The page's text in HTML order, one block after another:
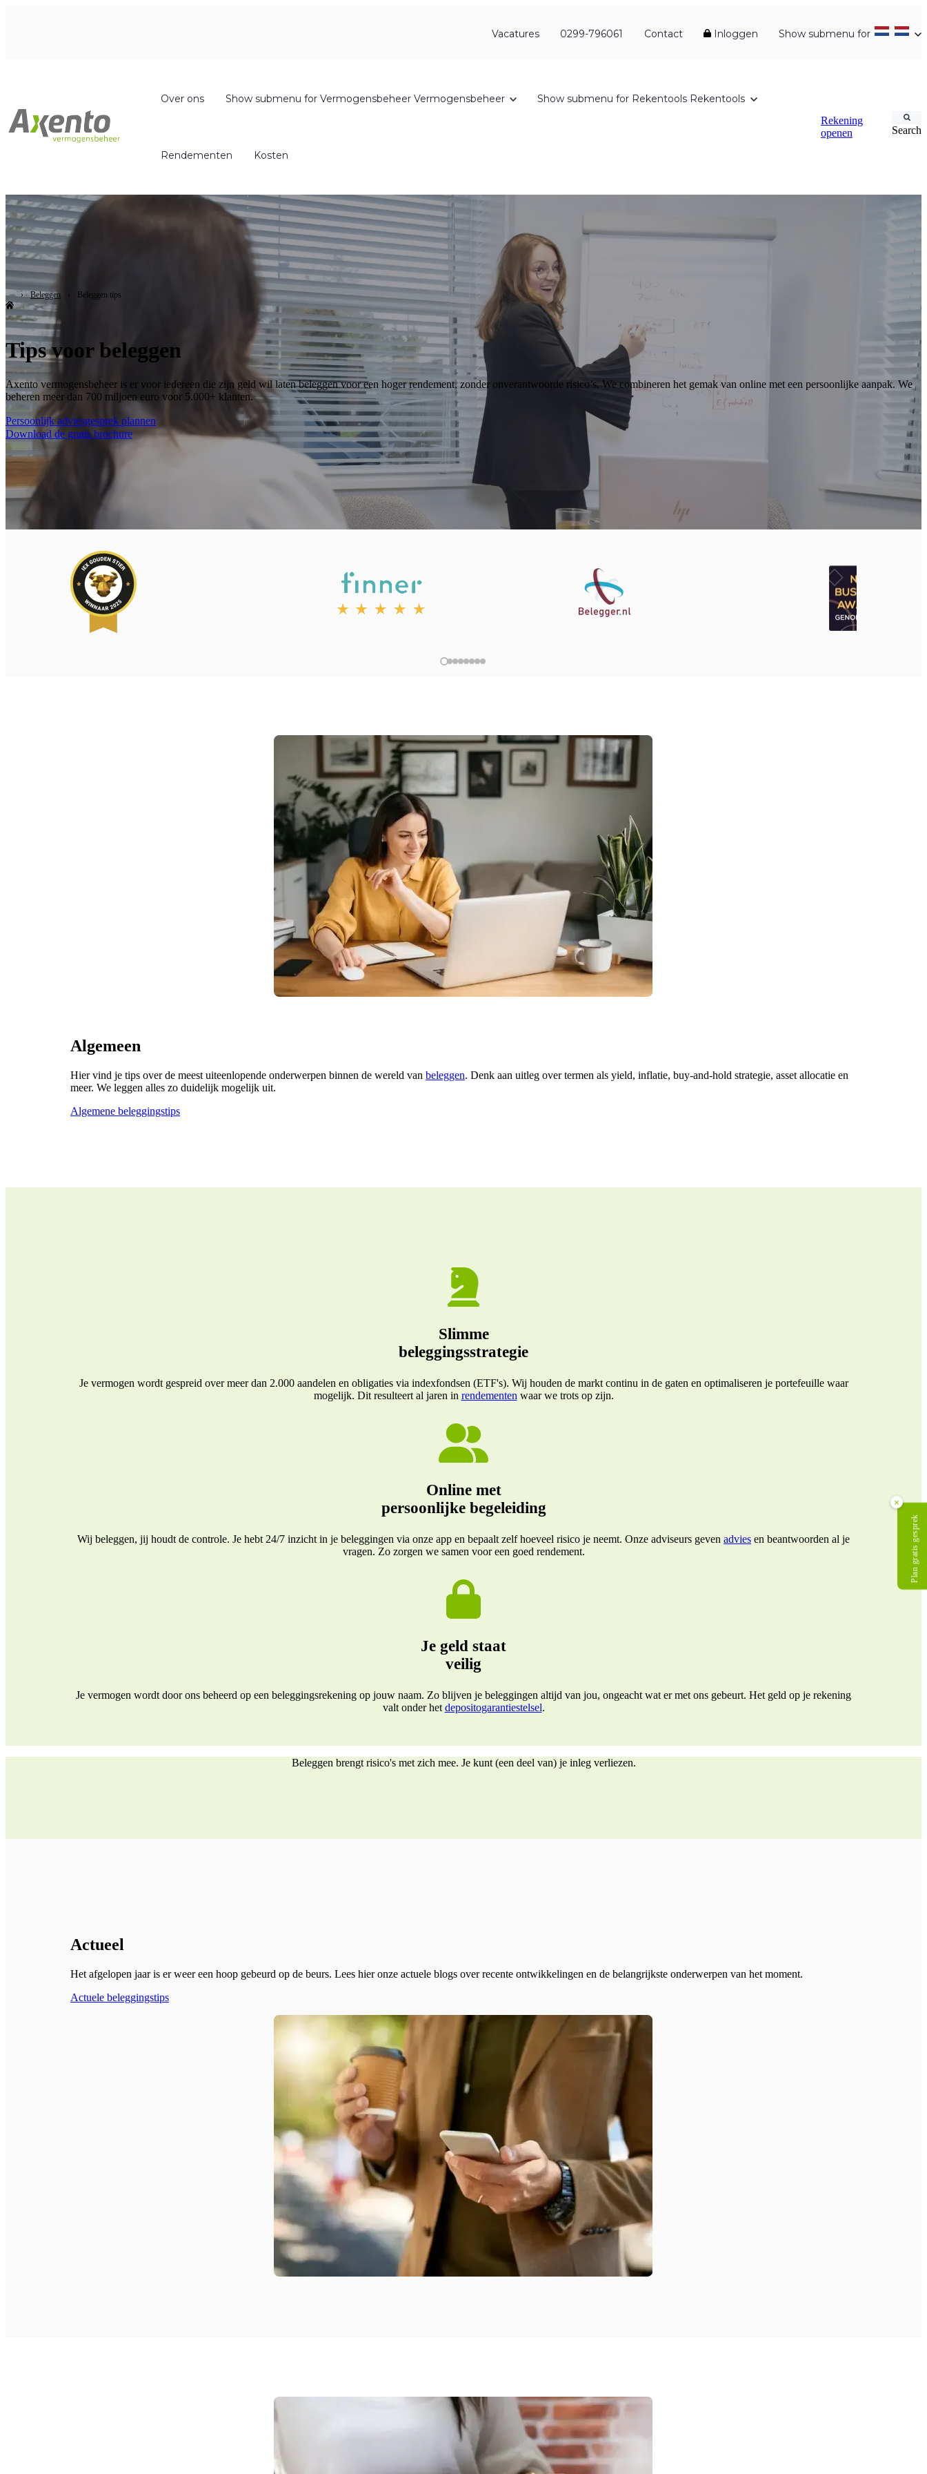
Vacatures 0299-796061 Contact Inloggen Show submenu for
Over ons Show submenu for Vermogensbeheer Vermogensbeheer Show submenu for Rekentools Rekentools
Rendementen Kosten
Rekening
openen
Search
Beleggen Beleggen tips
Tips voor beleggen
Axento vermogensbeheer is er voor iedereen die zijn geld wil laten beleggen voor een hoger rendement, zonder onverantwoorde risico’s. We combineren het gemak van online met een persoonlijke aanpak. We
beheren meer dan 700 miljoen euro voor 5.000+ klanten.
Persoonlijk adviesgesprek plannen
Download de gratis brochure
Algemeen
Hier vind je tips over de meest uiteenlopende onderwerpen binnen de wereld van beleggen. Denk aan uitleg over termen als yield, inflatie, buy-and-hold strategie, asset allocatie en
meer. We leggen alles zo duidelijk mogelijk uit.
Algemene beleggingstips
Slimme
beleggingsstrategie
Je vermogen wordt gespreid over meer dan 2.000 aandelen en obligaties via indexfondsen (ETF's). Wij houden de markt continu in de gaten en optimaliseren je portefeuille waar
mogelijk. Dit resulteert al jaren in rendementen waar we trots op zijn.
Online met
persoonlijke begeleiding
Wij beleggen, jij houdt de controle. Je hebt 24/7 inzicht in je beleggingen via onze app en bepaalt zelf hoeveel risico je neemt. Onze adviseurs geven advies en beantwoorden al je
vragen. Zo zorgen we samen voor een goed rendement.
Je geld staat
veilig
Je vermogen wordt door ons beheerd op een beleggingsrekening op jouw naam. Zo blijven je beleggingen altijd van jou, ongeacht wat er met ons gebeurt. Het geld op je rekening
valt onder het depositogarantiestelsel.
Beleggen brengt risico's met zich mee. Je kunt (een deel van) je inleg verliezen.
Actueel
Het afgelopen jaar is er weer een hoop gebeurd op de beurs. Lees hier onze actuele blogs over recente ontwikkelingen en de belangrijkste onderwerpen van het moment.
Actuele beleggingstips
×
Plan gratis gesprek